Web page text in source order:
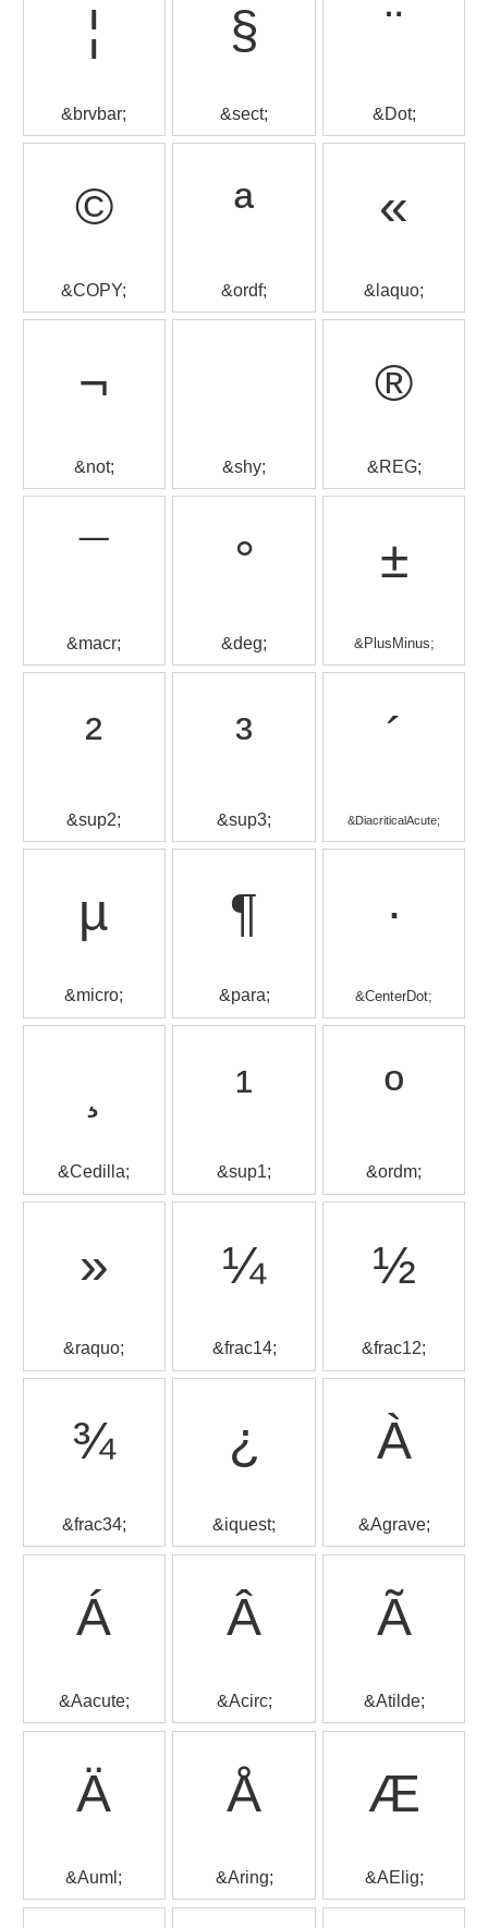
¦
&brvbar;
§
&sect;
¨
&Dot;
©
&COPY;
ª
&ordf;
«
&laquo;
¬
&not; &shy;
®
&REG;
¯
&macr;
°
&deg;
±
&PlusMinus;
²
&sup2;
³
&sup3;
´
&DiacriticalAcute;
µ
&micro;
¶
&para;
·
&CenterDot;
&Cedilla;
¹
&sup1;
º
&ordm;
»
&raquo;
¼
&frac14;
½
&frac12;
¾
&frac34;
¿
&iquest;
À
&Agrave;
Á
&Aacute;
Â
&Acirc;
Ã
&Atilde;
Ä
&Auml;
Å
&Aring;
Æ
&AElig;